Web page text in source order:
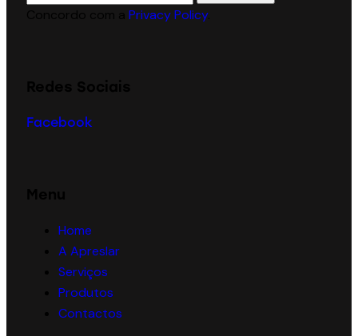
Privacy Policy.
Facebook
Home
A Apreslar
Serviços
Produtos
Contactos